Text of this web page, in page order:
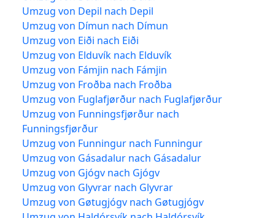
Umzug von Depil nach Depil
Umzug von Dímun nach Dímun
Umzug von Eiði nach Eiði
Umzug von Elduvík nach Elduvík
Umzug von Fámjin nach Fámjin
Umzug von Froðba nach Froðba
Umzug von Fuglafjørður nach Fuglafjørður
Umzug von Funningsfjørður nach
Funningsfjørður
Umzug von Funningur nach Funningur
Umzug von Gásadalur nach Gásadalur
Umzug von Gjógv nach Gjógv
Umzug von Glyvrar nach Glyvrar
Umzug von Gøtugjógv nach Gøtugjógv